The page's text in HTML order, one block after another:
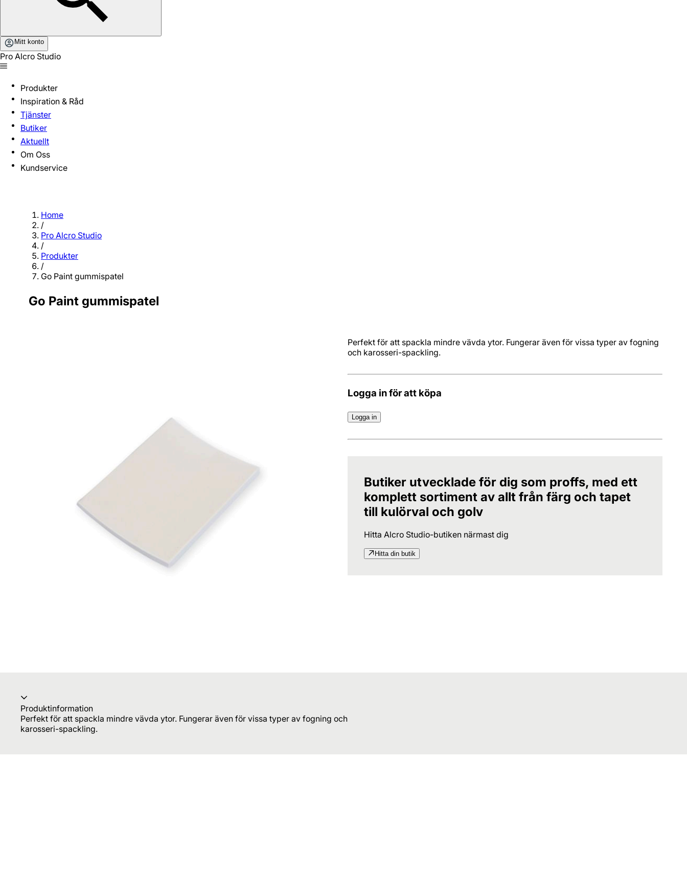
Mitt konto
Pro Alcro Studio
Produkter
Inspiration & Råd
Tjänster
Butiker
Aktuellt
Om Oss
Kundservice
Home
/
Pro Alcro Studio
/
Produkter
/
Go Paint gummispatel
Go Paint gummispatel
Perfekt för att spackla mindre vävda ytor. Fungerar även för vissa typer av fogning
och karosseri-spackling.
Logga in för att köpa
Logga in
Butiker utvecklade för dig som proffs, med ett
komplett sortiment av allt från färg och tapet
till kulörval och golv
Hitta Alcro Studio-butiken närmast dig
Hitta din butik
Produktinformation
Perfekt för att spackla mindre vävda ytor. Fungerar även för vissa typer av fogning och
karosseri-spackling.